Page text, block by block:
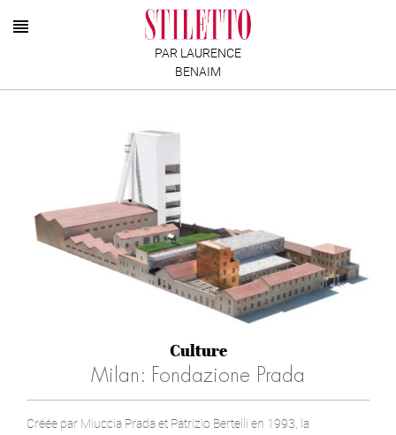
PAR LAURENCE
BENAIM
Culture
Milan: Fondazione Prada
Créée par Miuccia Prada et Patrizio Bertelli en 1993, la